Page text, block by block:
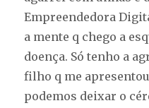
Empreendedora
a mente q chego a
doença. Só tenho a
filho q me
podemos deixar o